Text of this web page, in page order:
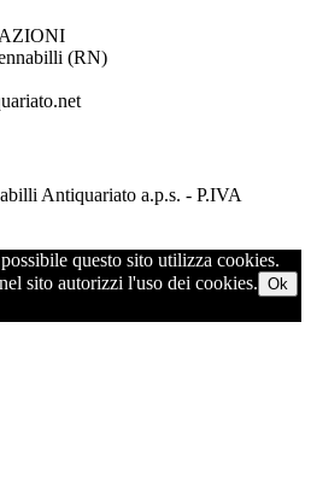
(RN)
Antiquariato a.p.s. - P.IVA
questo sito utilizza cookies.
sito autorizzi l'uso dei cookies. Ok